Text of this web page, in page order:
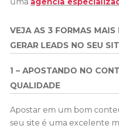
VEJA AS 3 FORMAS MAIS
GERAR LEADS NO SEU
1 – APOSTANDO NO
QUALIDADE
Apostar em um bom
seu site é uma excelente